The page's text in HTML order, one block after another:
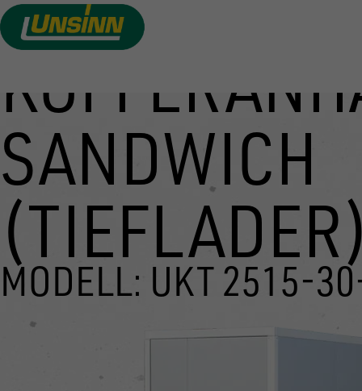
Inhalt
SANDWICH
(TIEFLADER)
MODELL: UKT 2515-